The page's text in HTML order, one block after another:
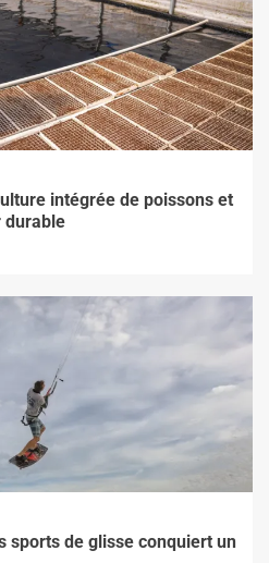
intégrée de poissons et
durable
sports de glisse conquiert un